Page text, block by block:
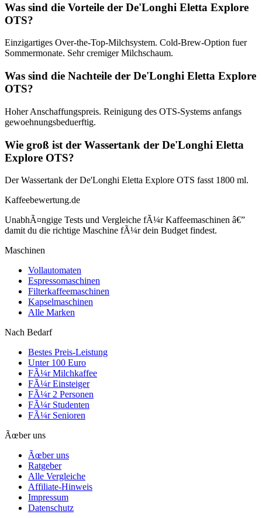
Was sind die Vorteile der De'Longhi Eletta Explore
OTS?
Einzigartiges Over-the-Top-Milchsystem. Cold-Brew-Option fuer
Sommermonate. Sehr cremiger Milchschaum.
Was sind die Nachteile der De'Longhi Eletta Explore
OTS?
Hoher Anschaffungspreis. Reinigung des OTS-Systems anfangs
gewoehnungsbeduerftig.
Wie groß ist der Wassertank der De'Longhi Eletta
Explore OTS?
Der Wassertank der De'Longhi Eletta Explore OTS fasst 1800 ml.
Kaffeebewertung.de
UnabhÃ¤ngige Tests und Vergleiche fÃ¼r Kaffeemaschinen â€”
damit du die richtige Maschine fÃ¼r dein Budget findest.
Maschinen
Vollautomaten
Espressomaschinen
Filterkaffeemaschinen
Kapselmaschinen
Alle Marken
Nach Bedarf
Bestes Preis-Leistung
Unter 100 Euro
FÃ¼r Milchkaffee
FÃ¼r Einsteiger
FÃ¼r 2 Personen
FÃ¼r Studenten
FÃ¼r Senioren
Ãœber uns
Ãœber uns
Ratgeber
Alle Vergleiche
Affiliate-Hinweis
Impressum
Datenschutz